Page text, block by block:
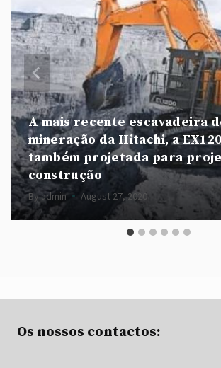
A mais recente escavadeira
mineração da Hitachi, a
também projetada para
construção
Byadmin August 27, 2020
Os nossos contactos: